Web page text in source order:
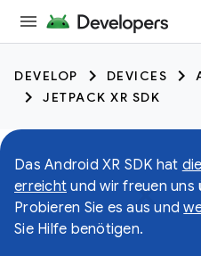
DEVELOP DEVICES
JETPACK XR SDK
Das Android XR SDK hat
erreicht und wir freuen uns
Probieren Sie es aus und
Sie Hilfe benötigen.